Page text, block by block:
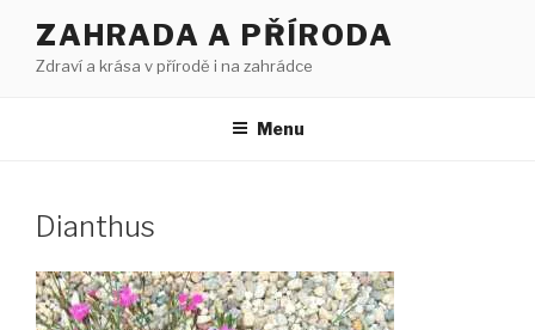
obsahu
ZAHRADA A PŘÍRODA
Zdraví a krása v přírodě i na zahrádce
Menu
Dianthus